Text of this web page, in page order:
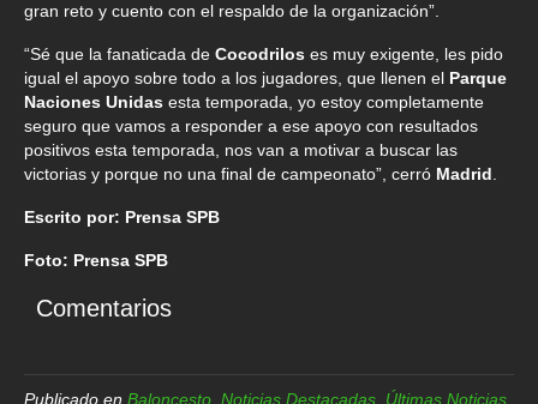
gran reto y cuento con el respaldo de la organización”.
“Sé que la fanaticada de Cocodrilos es muy exigente, les pido
igual el apoyo sobre todo a los jugadores, que llenen el Parque
Naciones Unidas esta temporada, yo estoy completamente
seguro que vamos a responder a ese apoyo con resultados
positivos esta temporada, nos van a motivar a buscar las
victorias y porque no una final de campeonato”, cerró Madrid
Escrito por: Prensa SPB
Foto: Prensa SPB
Comentarios
Publicado en Baloncesto Noticias Destacadas Últimas Noticias